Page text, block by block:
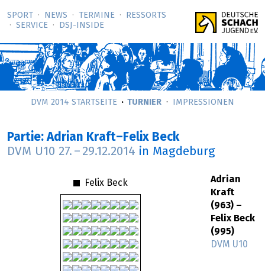
SPORT NEWS TERMINE
RESSORTS
SERVICE
DSJ-­INSIDE
DVM 2014 STARTSEITE TURNIER IMPRESSIONEN
Partie: Adrian Kraft–Felix Beck
DVM U10 27. – 29.12.2014 in Magdeburg
Felix Beck
Adrian
Kraft
(963) –
Felix Beck
(995)
DVM U10